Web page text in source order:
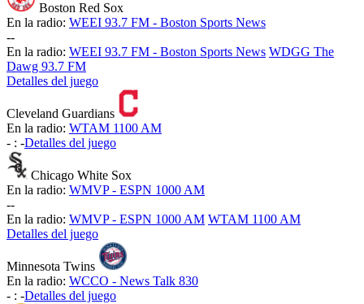
Boston Red Sox
En la radio: WEEI 93.7 FM - Boston Sports News
--
En la radio: WEEI 93.7 FM - Boston Sports News WDGG The
Dawg 93.7 FM
Detalles del juego
Cleveland Guardians
En la radio: WTAM 1100 AM
- : -Detalles del juego
Chicago White Sox
En la radio: WMVP - ESPN 1000 AM
--
En la radio: WMVP - ESPN 1000 AM WTAM 1100 AM
Detalles del juego
Minnesota Twins
En la radio: WCCO - News Talk 830
- : -Detalles del juego